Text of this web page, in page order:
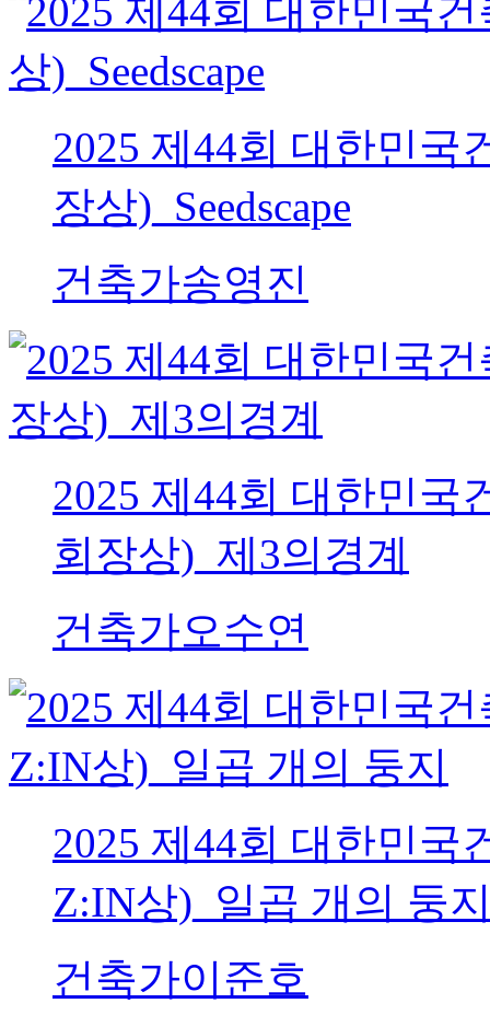
2025 제44회 대한민국
장상)_Seedscape
건축가송영진
2025 제44회 대한민국
회장상)_제3의경계
건축가오수연
2025 제44회 대한민국
Z:IN상)_일곱 개의 둥
건축가이준호